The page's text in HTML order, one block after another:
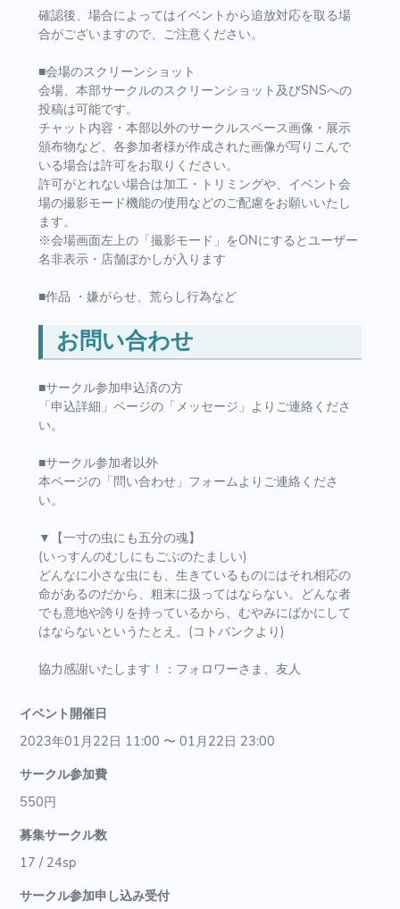
確認後、場合によってはイベントから追放対応を取る場
合がございますので、ご注意ください。
■会場のスクリーンショット
会場、本部サークルのスクリーンショット及びSNSへの
投稿は可能です。
チャット内容・本部以外のサークルスペース画像・展示
頒布物など、各参加者様が作成された画像が写りこんで
いる場合は許可をお取りください。
許可がとれない場合は加工・トリミングや、イベント会
場の撮影モード機能の使用などのご配慮をお願いいたし
ます。
※会場画面左上の「撮影モード」をONにするとユーザー
名非表示・店舗ぼかしが入ります
■作品 ・嫌がらせ、荒らし行為など
お問い合わせ
■サークル参加申込済の方
「申込詳細」ページの「メッセージ」よりご連絡くださ
い。
■サークル参加者以外
本ページの「問い合わせ」フォームよりご連絡くださ
い。
▼【一寸の虫にも五分の魂】
(いっすんのむしにもごぶのたましい)
どんなに小さな虫にも、生きているものにはそれ相応の
命があるのだから、粗末に扱ってはならない。どんな者
でも意地や誇りを持っているから、むやみにばかにして
はならないというたとえ。(コトバンクより)
協力感謝いたします！：フォロワーさま、友人
イベント開催日
2023年01月22日 11:00 〜 01月22日 23:00
サークル参加費
550円
募集サークル数
17 / 24sp
サークル参加申し込み受付